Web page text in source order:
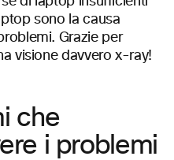
sono la causa
Grazie per
visione davvero x-ray!
che
i problemi